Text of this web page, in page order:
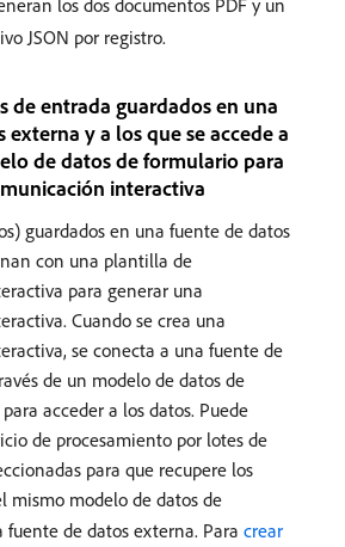
los dos documentos PDF y un
JSON por registro.
de entrada guardados en una
y a los que se accede a
de datos de formulario para
interactiva
guardados en una fuente de datos
con una plantilla de
para generar una
Cuando se crea una
se conecta a una fuente de
de un modelo de datos de
acceder a los datos. Puede
de procesamiento por lotes de
para que recupere los
mismo modelo de datos de
de datos externa. Para crear